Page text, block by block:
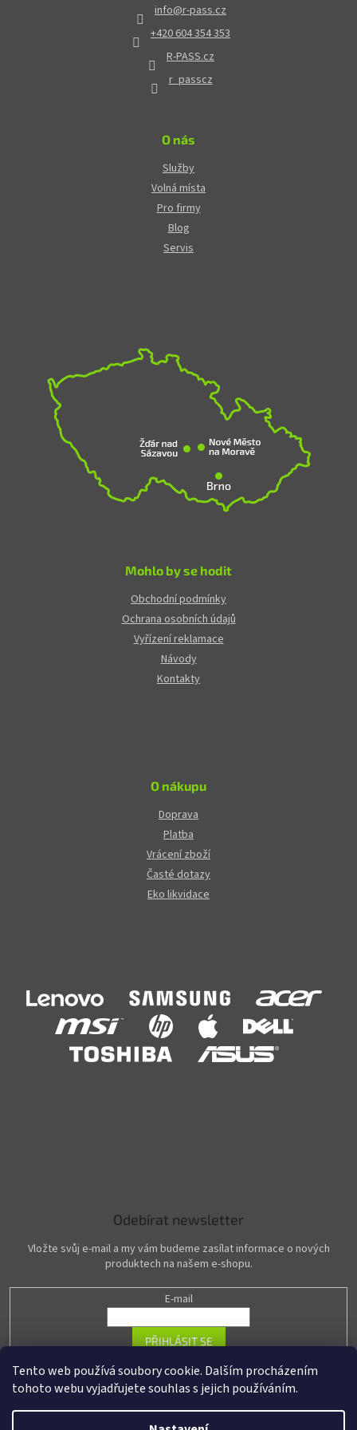
Tento web používá soubory cookie. Dalším procházením
tohoto webu vyjadřujete souhlas s jejich používáním.
info@r-pass.cz
+420 604 354 353
R-PASS.cz
r_passcz
O nás
Služby
Volná místa
Pro firmy
Blog
Servis
Mohlo by se hodit
Obchodní podmínky
Ochrana osobních údajů
Vyřízení reklamace
Návody
Kontakty
O nákupu
Doprava
Platba
Vrácení zboží
Časté dotazy
Eko likvidace
Odebírat newsletter
Vložte svůj e-mail a my vám budeme zasílat informace o nových
produktech na našem e-shopu.
E-mail
PŘIHLÁSIT SE
Vytvořil Shoptet